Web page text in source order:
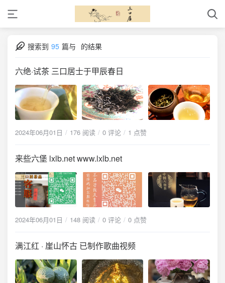
搜索到 95 篇与 的结果
六绝·试茶 三口居士于甲辰春日
2024年06月01日 176 阅读 0 评论 1 点赞
来些六堡 lxlb.net www.lxlb.net
2024年06月01日 148 阅读 0 评论 0 点赞
满江红 · 崖山怀古 已制作歌曲视频